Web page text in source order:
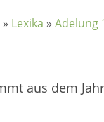
» Lexika » Adelung
aus dem